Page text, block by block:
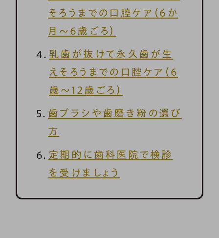
そろうまでの口腔ケア（6か
月～6歳ごろ）
乳歯が抜けて永久歯が生
えそろうまでの口腔ケア（6
歳～12歳ごろ）
歯ブラシや歯磨き粉の選び
方
定期的に歯科医院で検診
を受けましょう